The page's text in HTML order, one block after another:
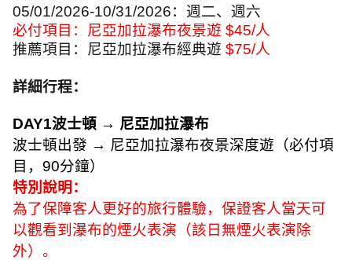
05/01/2026-10/31/2026：週二、週六
必付項目：尼亞加拉瀑布夜景遊 $45/人
推薦項目：尼亞加拉瀑布經典遊 $75/人
詳細行程：
DAY1波士頓 → 尼亞加拉瀑布
波士頓出發 → 尼亞加拉瀑布夜景深度遊（必付項
目， 90分鐘）
特別說明：
為了保障客人更好的旅行體驗，保證客人當天可
以觀看到瀑布的煙火表演（該日無煙火表演除
外）。